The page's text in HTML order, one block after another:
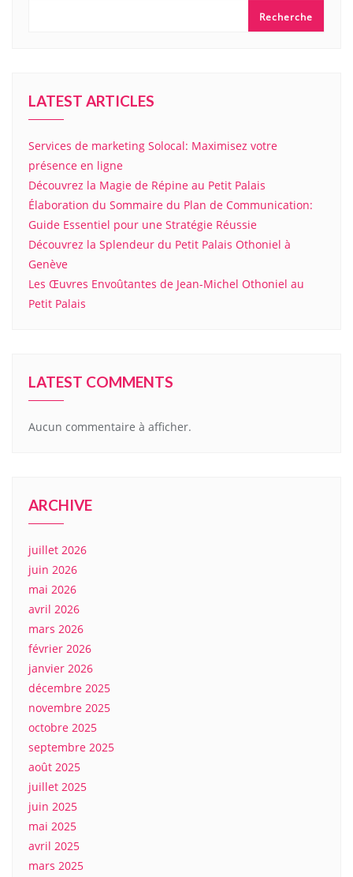
Recherche
LATEST ARTICLES
Services de marketing Solocal: Maximisez votre
présence en ligne
Découvrez la Magie de Répine au Petit Palais
Élaboration du Sommaire du Plan de Communication:
Guide Essentiel pour une Stratégie Réussie
Découvrez la Splendeur du Petit Palais Othoniel à
Genève
Les Œuvres Envoûtantes de Jean-Michel Othoniel au
Petit Palais
LATEST COMMENTS
Aucun commentaire à afficher.
ARCHIVE
juillet 2026
juin 2026
mai 2026
avril 2026
mars 2026
février 2026
janvier 2026
décembre 2025
novembre 2025
octobre 2025
septembre 2025
août 2025
juillet 2025
juin 2025
mai 2025
avril 2025
mars 2025